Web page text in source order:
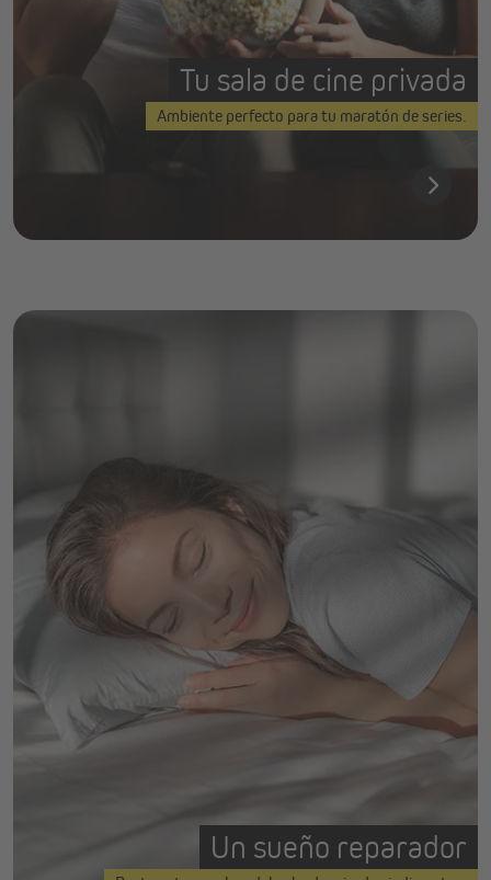
Tu sala de cine privada
Ambiente perfecto para tu maratón de series.
Un sueño reparador